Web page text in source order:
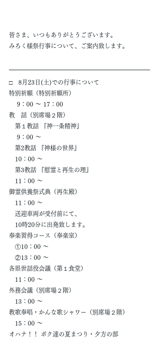
皆さま、いつもありがとうございます。
みろく様祭行事について、ご案内致します。
□　8月23日(土)での行事について
特別祈願（特別祈願所）
9：00 ～ 17：00
教　話（別席場２階）
第１教話 『神一条精神』
9：00 ～
第2教話 『神様の世界』
10：00 ～
第3教話 『慰霊と再生の理』
11：00 ～
御霊供養祭式典（再生殿）
11：00 ～
送迎車両が受付前にて、
10時20分に出発致します。
奉楽習得コース（奉楽室）
①10：00 ～
②13：00 ～
各県世話役会議（第１食堂）
11：00 ～
外務会議（別席場２階）
13：00 ～
教歌奉唱・かんな歌シャワー（別席場２階）
15：00 ～
オハナ！！ ボク達の夏まつり・夕方の部